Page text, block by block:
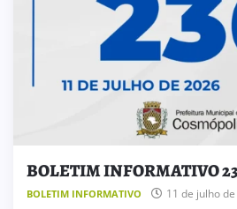
BOLETIM INFORMATIVO
BOLETIM INFORMATIVO 11 de julho